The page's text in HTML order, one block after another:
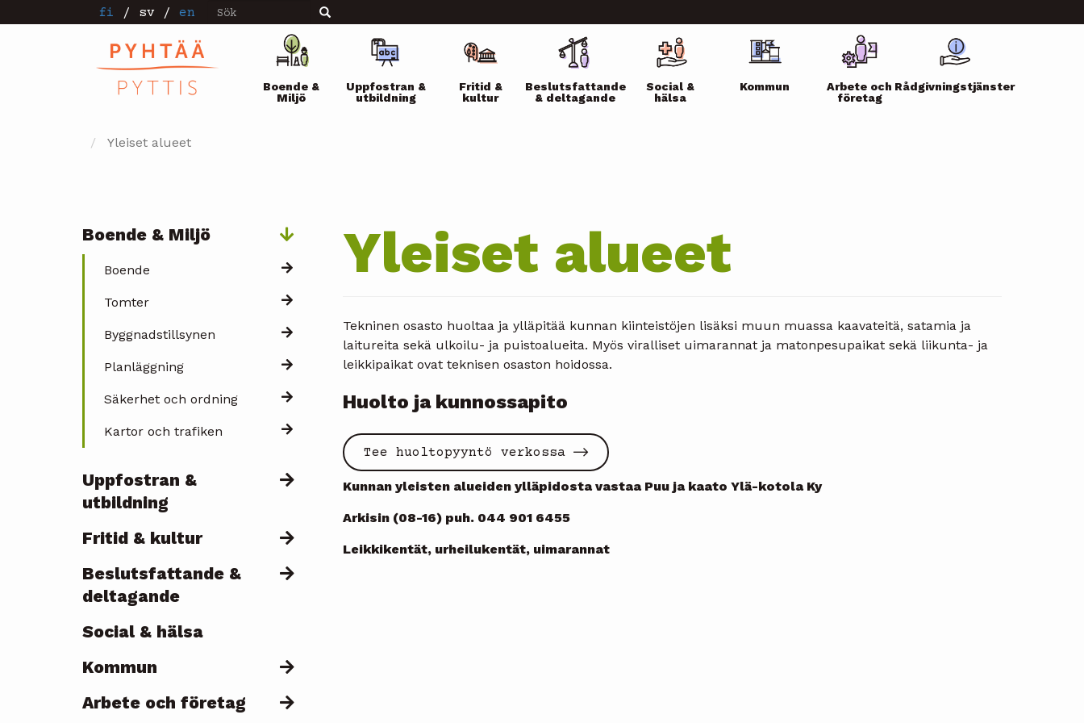
till
fi / sv / en Sök Sök
Päävalikko
Boende &
Miljö
Uppfostran &
utbildning
Fritid &
kultur
Beslutsfattande
& deltagande
Social &
hälsa
Kommun
Arbete och
företag
Rådgivningstjänster
Yleiset alueet
Päävalikko
Boende & Miljö
Boende
Tomter
Byggnadstillsynen
Planläggning
Säkerhet och ordning
Kartor och trafiken
Uppfostran &
utbildning
Fritid & kultur
Beslutsfattande &
deltagande
Social & hälsa
Kommun
Arbete och företag
Yleiset alueet
Tekninen osasto huoltaa ja ylläpitää kunnan kiinteistöjen lisäksi muun muassa kaavateitä, satamia ja
laitureita sekä ulkoilu- ja puistoalueita. Myös viralliset uimarannat ja matonpesupaikat sekä liikunta- ja
leikkipaikat ovat teknisen osaston hoidossa.
Huolto ja kunnossapito
Tee huoltopyyntö verkossa
Kunnan yleisten alueiden ylläpidosta vastaa Puu ja kaato Ylä-kotola Ky
Arkisin (08-16) puh. 044 901 6455
Leikkikentät, urheilukentät, uimarannat